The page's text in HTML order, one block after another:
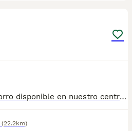
FOTOS REALES del cachorro disponible en nuestro centro canino de BARCELONA!!. El precio del cachorro es el indicado, sin variaciones. FACTURA con IVA incluido, cartilla veterinaria y contrato, sin sorpresas. El cachorro se entrega con todas las vacunas correspondientes a su edad al día, desparasitado, con microchip y respaldado por una garantía vírica y genética por escrito. No ofrecemos envíos, pero estamos disponibles para responder tus preguntas a través de WhatsApp o llamada telefónica al 610318857. Ven a visitarlo sin compromiso a nuestro centro canino de Barcelona !! Raza PDAE o Turco Andaluz.
(22.2km)